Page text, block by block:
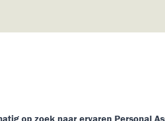
op zoek naar ervaren Personal